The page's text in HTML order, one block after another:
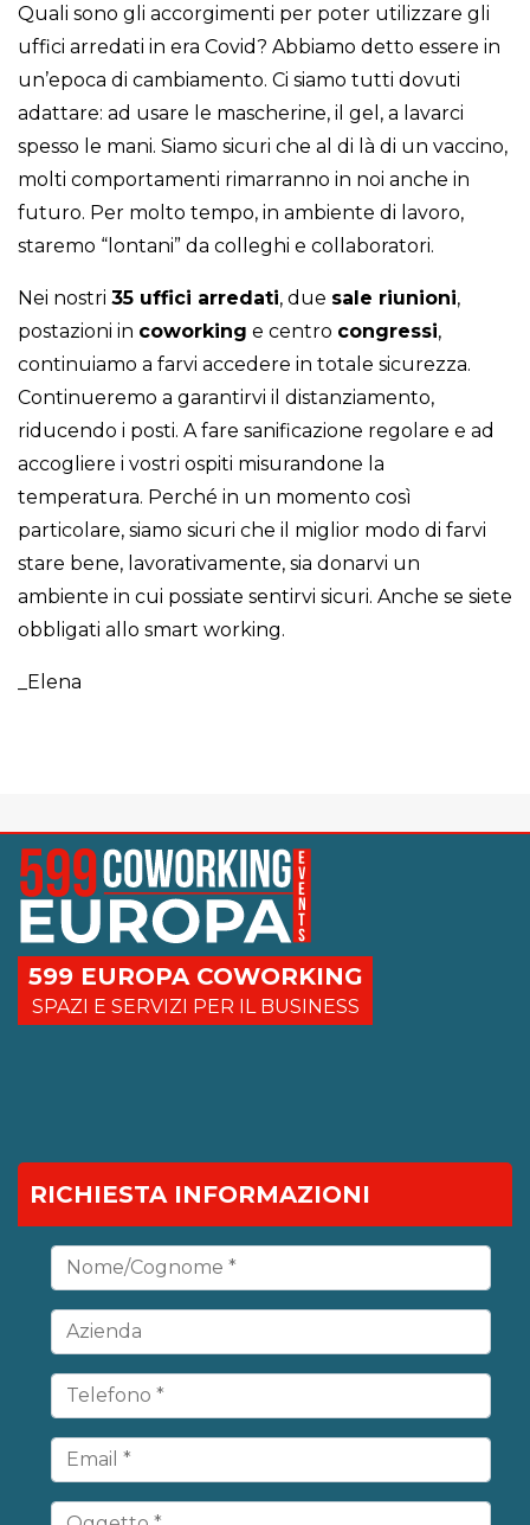
Quali sono gli accorgimenti per poter utilizzare gli
uffici arredati in era Covid? Abbiamo detto essere in
un’epoca di cambiamento. Ci siamo tutti dovuti
adattare: ad usare le mascherine, il gel, a lavarci
spesso le mani. Siamo sicuri che al di là di un vaccino,
molti comportamenti rimarranno in noi anche in
futuro. Per molto tempo, in ambiente di lavoro,
staremo “lontani” da colleghi e collaboratori.
Nei nostri 35 uffici arredati, due sale riunioni,
postazioni in coworking e centro congressi,
continuiamo a farvi accedere in totale sicurezza.
Continueremo a garantirvi il distanziamento,
riducendo i posti. A fare sanificazione regolare e ad
accogliere i vostri ospiti misurandone la
temperatura. Perché in un momento così
particolare, siamo sicuri che il miglior modo di farvi
stare bene, lavorativamente, sia donarvi un
ambiente in cui possiate sentirvi sicuri. Anche se siete
obbligati allo smart working.
_Elena
599 EUROPA COWORKING
SPAZI E SERVIZI PER IL BUSINESS
RICHIESTA INFORMAZIONI